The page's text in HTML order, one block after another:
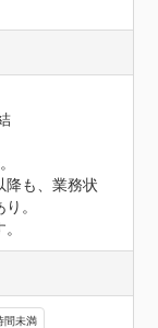
も、業務状
。
間未満